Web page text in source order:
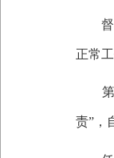
督察
正常
第
责”，